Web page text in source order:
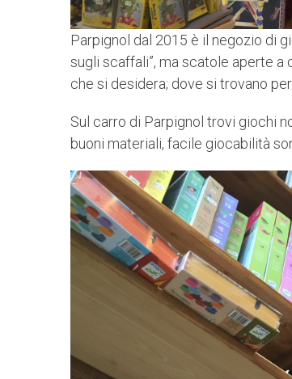
Parpignol dal 2015 è il negozio di
sugli scaffali”, ma scatole aperte
che si desidera; dove si trovano
Sul carro di Parpignol trovi giochi
buoni materiali, facile giocabilità